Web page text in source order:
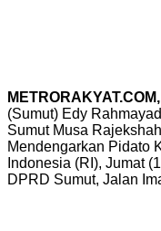
(Sumut) Edy
Sumut Musa
Mendengarkan Pidato
Indonesia (RI), Jumat
DPRD Sumut, Jalan